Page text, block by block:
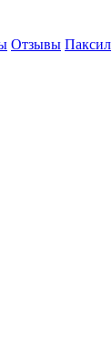
Отзывы Паксил